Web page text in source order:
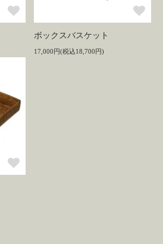
ボックスバスケット
17,000円(税込18,700円)